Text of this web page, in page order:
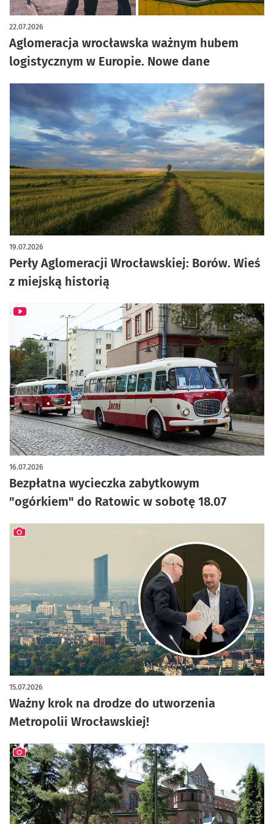
Aglomeracja wrocławska ważnym hubem
logistycznym w Europie. Nowe dane
22.07.2026
Perły Aglomeracji Wrocławskiej: Borów. Wieś
z miejską historią
19.07.2026
Bezpłatna wycieczka zabytkowym
"ogórkiem" do Ratowic w sobotę 18.07
16.07.2026
Ważny krok na drodze do utworzenia
Metropolii Wrocławskiej!
15.07.2026
artykuł z galerią zdjęć